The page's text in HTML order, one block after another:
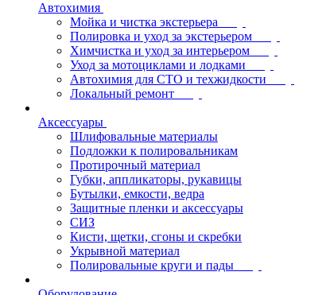
Автохимия
Мойка и чистка экстерьера
Полировка и уход за экстерьером
Химчистка и уход за интерьером
Уход за мотоциклами и лодками
Автохимия для СТО и техжидкости
Локальный ремонт
Аксессуары
Шлифовальные материалы
Подложки к полировальникам
Протирочный материал
Губки, аппликаторы, рукавицы
Бутылки, емкости, ведра
Защитные пленки и аксессуары
СИЗ
Кисти, щетки, сгоны и скребки
Укрывной материал
Полировальные круги и пады